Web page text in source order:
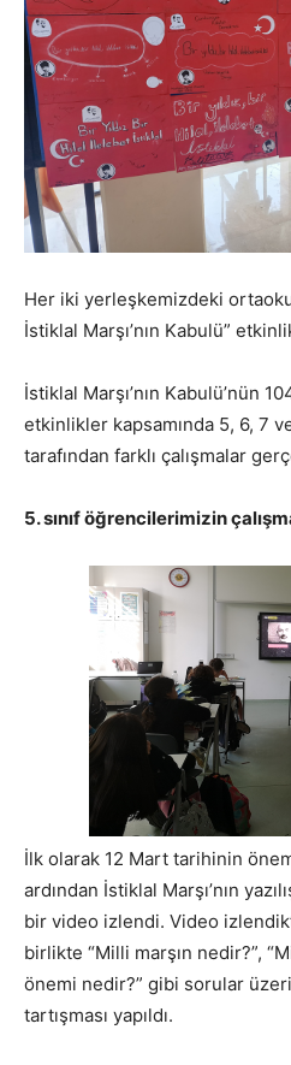
Her iki yerleşkemizdeki
İstiklal Marşı’nın Kabulü”
İstiklal Marşı’nın Kabulü’nün
etkinlikler kapsamında 5, 6, 7
tarafından farklı çalışmalar
5. sınıf öğrencilerimizin
İlk olarak 12 Mart tarihinin
ardından İstiklal Marşı’nın
bir video izlendi. Video
birlikte “Milli marşın nedir?”,
önemi nedir?” gibi sorular
tartışması yapıldı.